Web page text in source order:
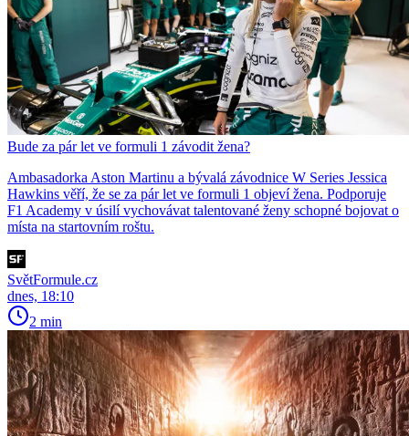
Bude za pár let ve formuli 1 závodit žena?
Ambasadorka Aston Martinu a bývalá závodnice W Series Jessica
Hawkins věří, že se za pár let ve formuli 1 objeví žena. Podporuje
F1 Academy v úsilí vychovávat talentované ženy schopné bojovat o
místa na startovním roštu.
SvětFormule.cz
dnes, 18:10
2 min